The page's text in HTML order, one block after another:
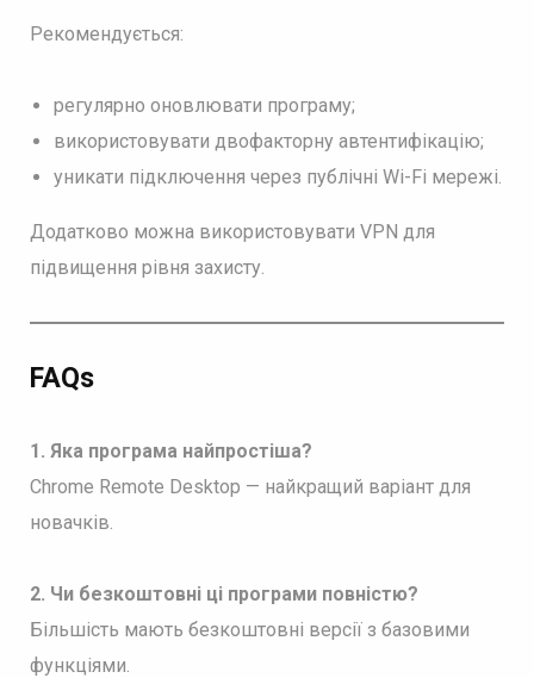
Рекомендується:
регулярно оновлювати програму;
використовувати двофакторну автентифікацію;
уникати підключення через публічні Wi-Fi мережі.
Додатково можна використовувати VPN для
підвищення рівня захисту.
FAQs
1. Яка програма найпростіша?
Chrome Remote Desktop — найкращий варіант для
новачків.
2. Чи безкоштовні ці програми повністю?
Більшість мають безкоштовні версії з базовими
функціями.